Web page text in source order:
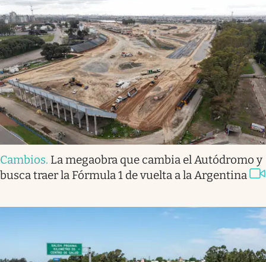
Cambios. La megaobra que cambia el Autódromo y
busca traer la Fórmula 1 de vuelta a la Argentina